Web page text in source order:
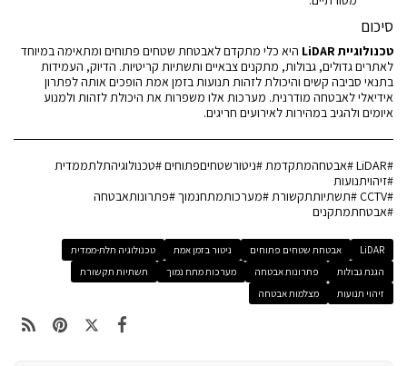
סיכום
טכנולוגיית LiDAR
היא כלי מתקדם לאבטחת שטחים פתוחים ומתאימה במיוחד
לאתרים גדולים, גבולות, מתקנים צבאיים ותשתיות קריטיות. הדיוק, העמידות
בתנאי סביבה קשים והיכולת לזהות תנועות בזמן אמת הופכים אותה לפתרון
אידיאלי לאבטחה מודרנית. מערכות אלו משפרות את היכולת לזהות ולמנוע
איומים ולהגיב במהירות לאירועים חריגים.
#LiDAR #אבטחהמתקדמת #ניטורשטחיםפתוחים #טכנולוגיהתלתממדית
#זיהויתנועות
#CCTV #תשתיותתקשורת #מערכותמתחנמוך #פתרונותאבטחה
#אבטחתמתקנים
LiDAR אבטחת שטחים פתוחים ניטור בזמן אמת
טכנולוגיה תלת-ממדית
הגנת גבולות
פתרונות אבטחה מערכות מתח נמוך
תשתיות תקשורת
זיהוי תנועות
מצלמות אבטחה